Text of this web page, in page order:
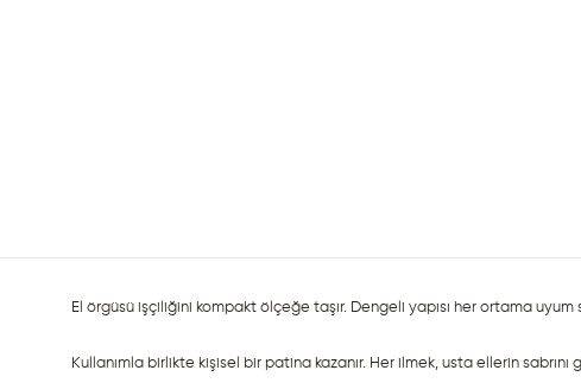
El örgüsü işçiliğini kompakt ölçeğe taşır. Dengeli yapısı her ortama uyum
Kullanımla birlikte kişisel bir patina kazanır. Her ilmek, usta ellerin sabrını